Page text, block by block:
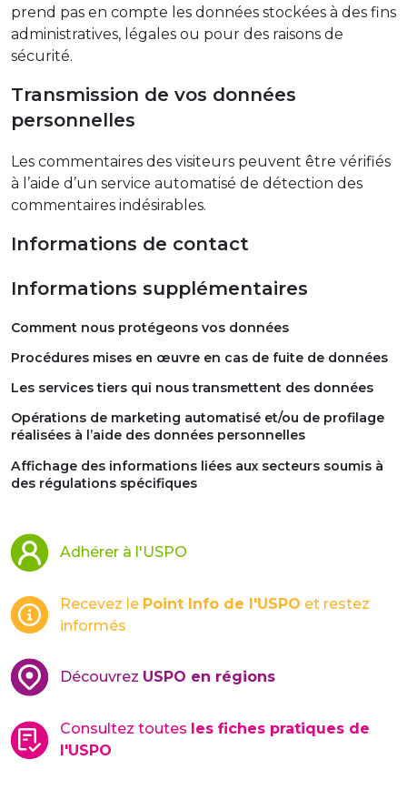
prend pas en compte les données stockées à des fins
administratives, légales ou pour des raisons de
sécurité.
Transmission de vos données
personnelles
Les commentaires des visiteurs peuvent être vérifiés
à l’aide d’un service automatisé de détection des
commentaires indésirables.
Informations de contact
Informations supplémentaires
Comment nous protégeons vos données
Procédures mises en œuvre en cas de fuite de données
Les services tiers qui nous transmettent des données
Opérations de marketing automatisé et/ou de profilage
réalisées à l’aide des données personnelles
Affichage des informations liées aux secteurs soumis à
des régulations spécifiques
Adhérer à l'USPO
Recevez le Point Info de l'USPO et restez
informés
Découvrez USPO en régions
Consultez toutes les fiches pratiques de
l'USPO